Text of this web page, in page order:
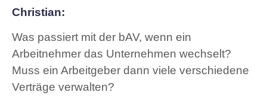
Christian:
Was passiert mit der bAV, wenn ein
Arbeitnehmer das Unternehmen wechselt?
Muss ein Arbeitgeber dann viele verschiedene
Verträge verwalten?